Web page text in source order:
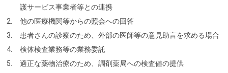
護サービス事業者等との連携
他の医療機関等からの照会への回答
患者さんの診察のため、外部の医師等の意見助言を求める場合
検体検査業務等の業務委託
適正な薬物治療のため、調剤薬局への検査値の提供